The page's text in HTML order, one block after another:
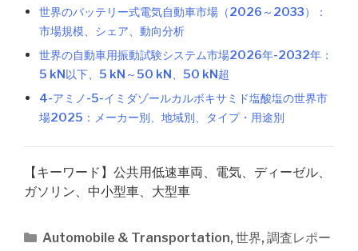
世界のバッテリー式電気自動車市場（2026～2033）：
市場規模、シェア、動向分析
世界の自動車用振動試験システム市場2026年-2032年：
5 kN以下、5 kN～50 kN、50 kN超
4-アミノ-5-イミダゾールカルボキサミド塩酸塩の世界市
場2025：メーカー別、地域別、タイプ・用途別
【キーワード】公共用低速車両、電気、ディーゼル、
ガソリン、中小型車、大型車
カ
Automobile & Transportation, 世界, 調査レポー